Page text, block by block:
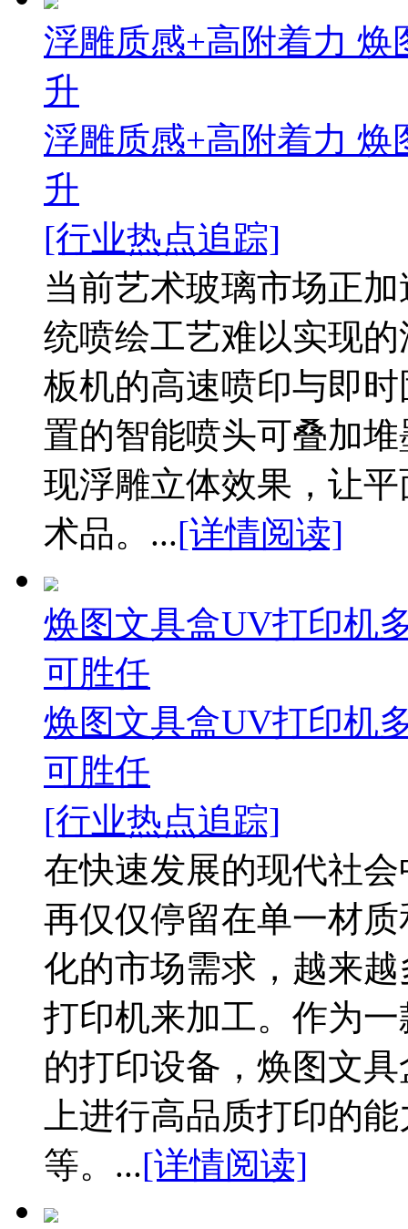
浮雕质感+高附着力
升
浮雕质感+高附着力
升
[行业热点追踪]
当前艺术玻璃市场正
统喷绘工艺难以实现
板机的高速喷印与即
置的智能喷头可叠加
现浮雕立体效果，让
术品。...[详情阅读]
焕图文具盒UV打印机
可胜任
焕图文具盒UV打印机
可胜任
[行业热点追踪]
在快速发展的现代社
再仅仅停留在单一材
化的市场需求，越来
打印机来加工。作为
的打印设备，焕图文
上进行高品质打印的
等。...[详情阅读]